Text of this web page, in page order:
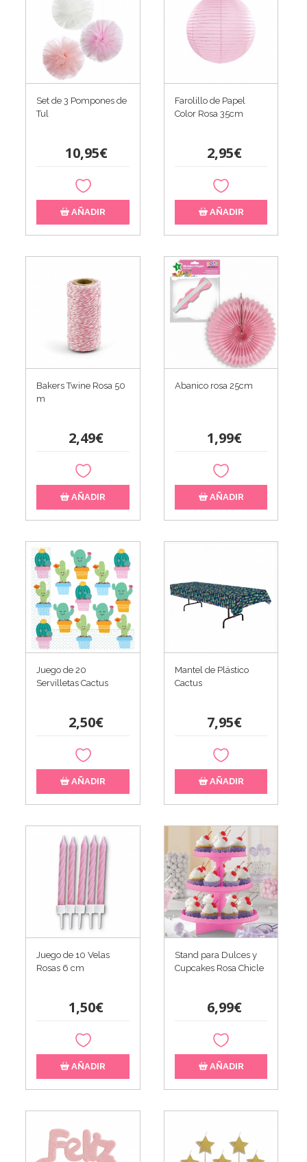
Set de 3 Pompones de
Tul
10,95€
AÑADIR
Farolillo de Papel
Color Rosa 35cm
2,95€
AÑADIR
Bakers Twine Rosa 50
m
2,49€
AÑADIR
Abanico rosa 25cm
1,99€
AÑADIR
Juego de 20
Servilletas Cactus
2,50€
AÑADIR
Mantel de Plástico
Cactus
7,95€
AÑADIR
Juego de 10 Velas
Rosas 6 cm
1,50€
AÑADIR
Stand para Dulces y
Cupcakes Rosa Chicle
6,99€
AÑADIR